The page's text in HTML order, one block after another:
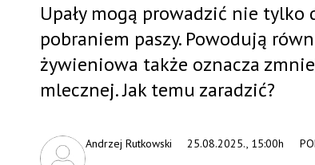
25.08.2025., 15:00h
Andrzej Rutkowski
Upały mogą prowadzić nie
pobraniem paszy. Powodują
żywieniowa także oznacza
mlecznej. Jak temu zaradzić?